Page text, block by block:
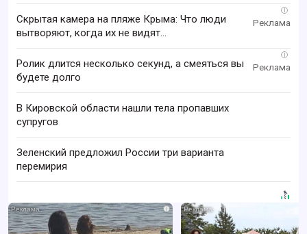
i
Скрытая камера на пляже Крыма: Что люди
вытворяют, когда их не видят...
i
Ролик длится несколько секунд, а смеяться вы
будете долго
В Кировской области нашли тела пропавших
супругов
Зеленский предложил России три варианта
перемирия
i